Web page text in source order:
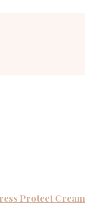
Protect Cream